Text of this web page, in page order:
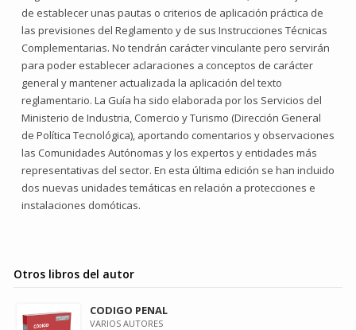
de establecer unas pautas o criterios de aplicación práctica de
las previsiones del Reglamento y de sus Instrucciones Técnicas
Complementarias. No tendrán carácter vinculante pero servirán
para poder establecer aclaraciones a conceptos de carácter
general y mantener actualizada la aplicación del texto
reglamentario. La Guía ha sido elaborada por los Servicios del
Ministerio de Industria, Comercio y Turismo (Dirección General
de Política Tecnológica), aportando comentarios y observaciones
las Comunidades Autónomas y los expertos y entidades más
representativas del sector. En esta última edición se han incluido
dos nuevas unidades temáticas en relación a protecciones e
instalaciones domóticas.
Otros libros del autor
CODIGO PENAL
VARIOS AUTORES